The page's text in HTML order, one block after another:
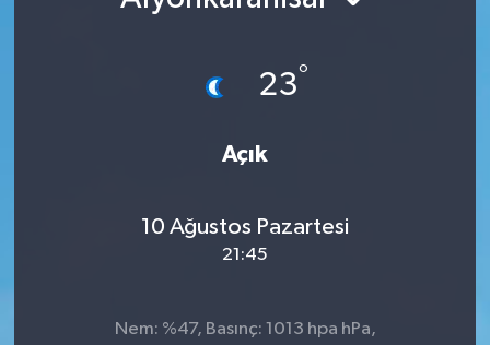
23°
Açık
10 Ağustos Pazartesi
21:45
Nem: %47, Basınç: 1013 hpa hPa,